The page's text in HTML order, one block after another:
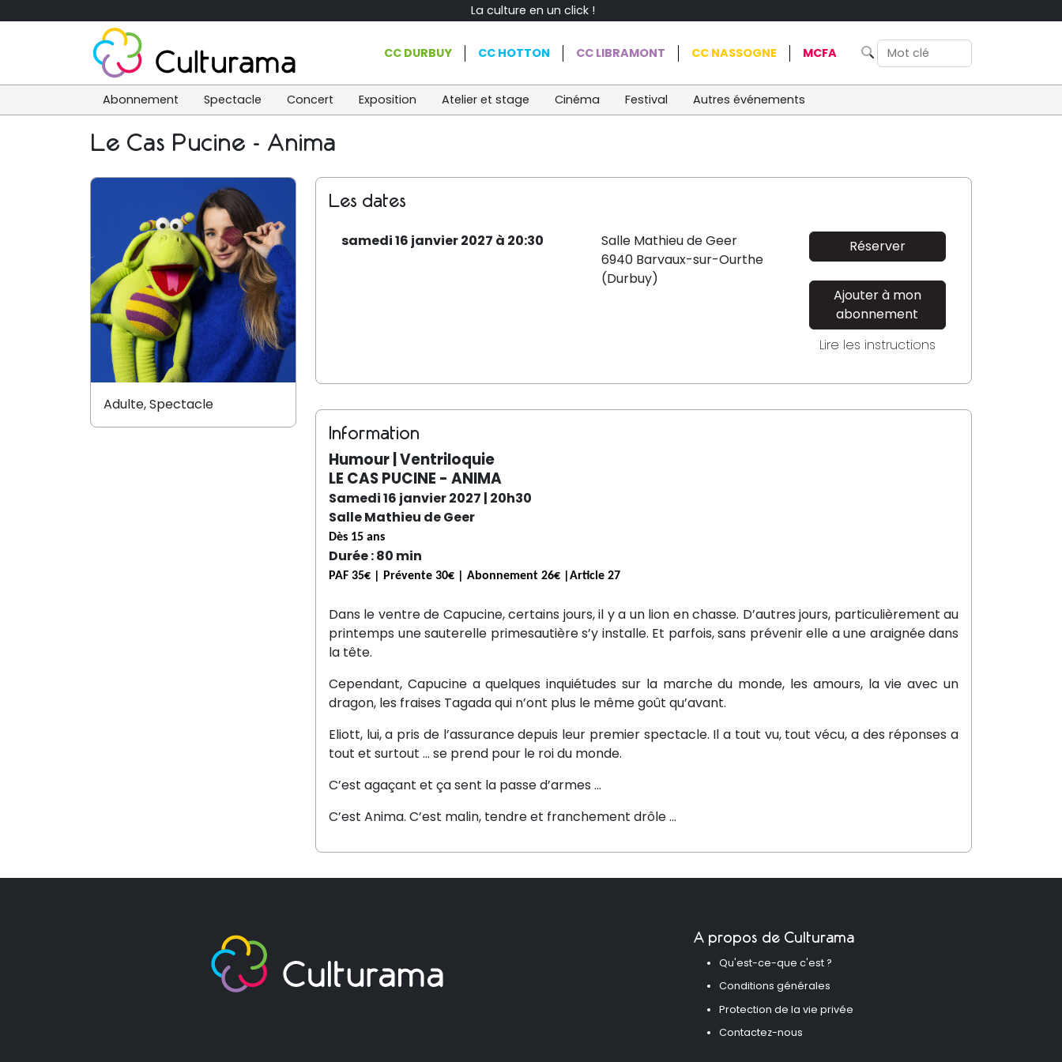
La culture en un click !
CC DURBUY CC HOTTON CC LIBRAMONT CC NASSOGNE MCFA
Abonnement Spectacle Concert Exposition Atelier et stage Cinéma Festival Autres événements
Le Cas Pucine - Anima
Les dates
samedi 16 janvier 2027 à 20:30
Salle Mathieu de Geer
6940 Barvaux-sur-Ourthe
(Durbuy)
Réserver
Ajouter à mon
abonnement
Lire les instructions
Information
Humour | Ventriloquie
LE CAS PUCINE - ANIMA
Samedi 16 janvier 2027 | 20h30
Salle Mathieu de Geer
Dès 15 ans
Durée : 80 min
PAF 35€ | Prévente 30€ | Abonnement 26€ |Article 27
Dans le ventre de Capucine, certains jours, il y a un lion en chasse. D’autres jours, particulièrement au
printemps une sauterelle primesautière s’y installe. Et parfois, sans prévenir elle a une araignée dans
la tête.
Cependant, Capucine a quelques inquiétudes sur la marche du monde, les amours, la vie avec un
dragon, les fraises Tagada qui n’ont plus le même goût qu’avant.
Eliott, lui, a pris de l’assurance depuis leur premier spectacle. Il a tout vu, tout vécu, a des réponses a
tout et surtout … se prend pour le roi du monde.
C’est agaçant et ça sent la passe d’armes …
C’est Anima. C’est malin, tendre et franchement drôle …
Adulte, Spectacle
A propos de Culturama
Qu'est-ce-que c'est ?
Conditions générales
Protection de la vie privée
Contactez-nous